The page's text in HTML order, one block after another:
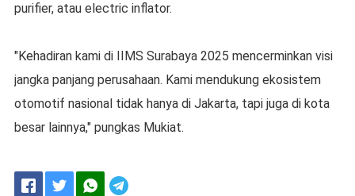
purifier, atau electric inflator.
"Kehadiran kami di IIMS Surabaya 2025 mencerminkan visi
jangka panjang perusahaan. Kami mendukung ekosistem
otomotif nasional tidak hanya di Jakarta, tapi juga di kota
besar lainnya," pungkas Mukiat.